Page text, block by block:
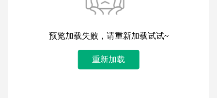
预览加载失败，请重新加载试试~
重新加载